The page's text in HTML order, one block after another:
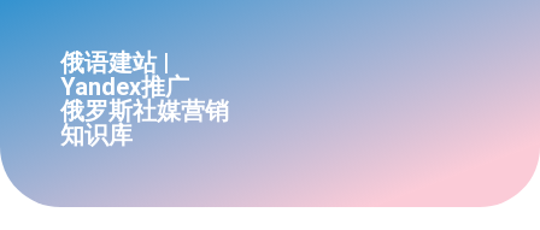
俄语建站 |
Yandex推广
俄罗斯社媒营销
知识库